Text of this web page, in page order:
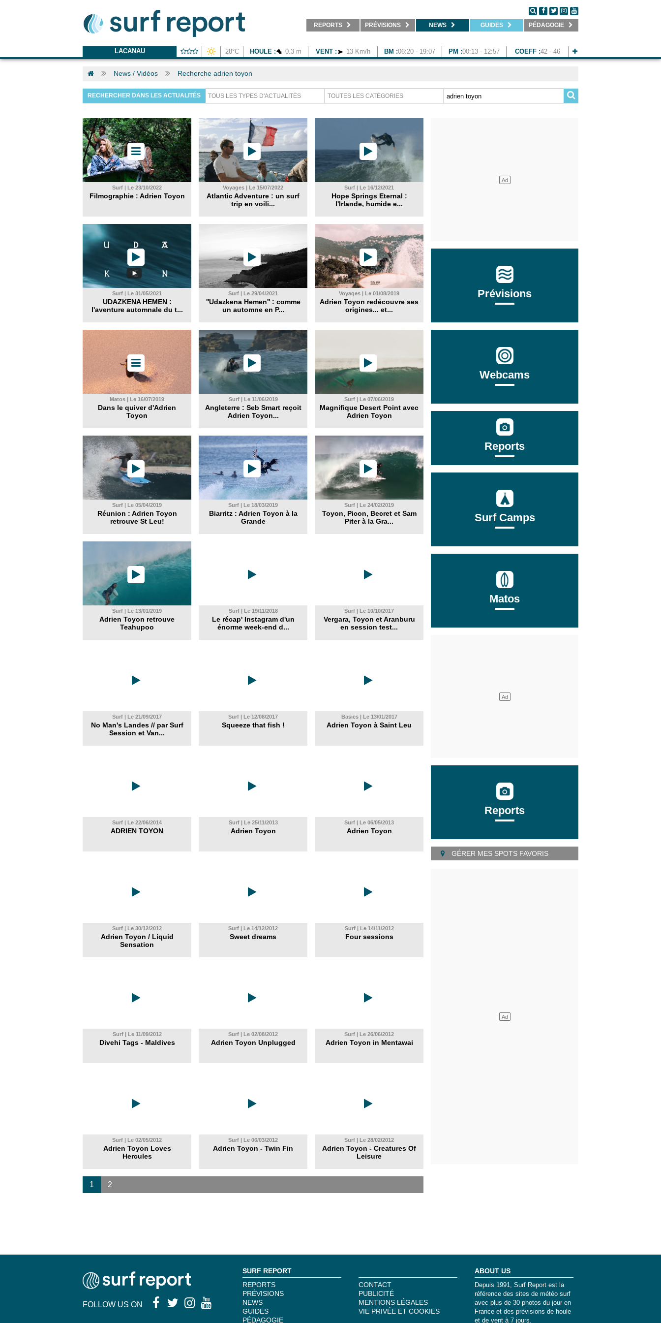
REPORTS PRÉVISIONS NEWS GUIDES PÉDAGOGIE
LACANAU 28°C HOULE : 0.3 m VENT : 13 Km/h BM :06:20 - 19:07 PM :00:13 - 12:57 COEFF :42 - 46
News / Vidéos Recherche adrien toyon
RECHERCHER DANS LES ACTUALITÉS
Surf | Le 23/10/2022
Filmographie : Adrien Toyon
Voyages | Le 15/07/2022
Atlantic Adventure : un surf
trip en voili...
Surf | Le 16/12/2021
Hope Springs Eternal :
l'Irlande, humide e...
Surf | Le 31/05/2021
UDAZKENA HEMEN :
l'aventure automnale du t...
Surf | Le 29/04/2021
''Udazkena Hemen'' : comme
un automne en P...
Voyages | Le 01/08/2019
Adrien Toyon redécouvre ses
origines... et...
Matos | Le 16/07/2019
Dans le quiver d'Adrien
Toyon
Surf | Le 11/06/2019
Angleterre : Seb Smart reçoit
Adrien Toyon...
Surf | Le 07/06/2019
Magnifique Desert Point avec
Adrien Toyon
Surf | Le 05/04/2019
Réunion : Adrien Toyon
retrouve St Leu!
Surf | Le 18/03/2019
Biarritz : Adrien Toyon à la
Grande
Surf | Le 24/02/2019
Toyon, Picon, Becret et Sam
Piter à la Gra...
Surf | Le 13/01/2019
Adrien Toyon retrouve
Teahupoo
Surf | Le 19/11/2018
Le récap' Instagram d'un
énorme week-end d...
Surf | Le 10/10/2017
Vergara, Toyon et Aranburu
en session test...
Surf | Le 21/09/2017
No Man's Landes // par Surf
Session et Van...
Surf | Le 12/08/2017
Squeeze that fish !
Basics | Le 13/01/2017
Adrien Toyon à Saint Leu
Surf | Le 22/06/2014
ADRIEN TOYON
Surf | Le 25/11/2013
Adrien Toyon
Surf | Le 06/05/2013
Adrien Toyon
Surf | Le 30/12/2012
Adrien Toyon / Liquid
Sensation
Surf | Le 14/12/2012
Sweet dreams
Surf | Le 14/11/2012
Four sessions
Surf | Le 11/09/2012
Divehi Tags - Maldives
Surf | Le 02/08/2012
Adrien Toyon Unplugged
Surf | Le 26/06/2012
Adrien Toyon in Mentawai
Surf | Le 02/05/2012
Adrien Toyon Loves
Hercules
Surf | Le 06/03/2012
Adrien Toyon - Twin Fin
Surf | Le 28/02/2012
Adrien Toyon - Creatures Of
Leisure
1 2
Prévisions
Webcams
Reports
Surf Camps
Matos
Reports
GÉRER MES SPOTS FAVORIS
FOLLOW US ON
SURF REPORT
REPORTS
PRÉVISIONS
NEWS
GUIDES
PÉDAGOGIE
CONTACT
PUBLICITÉ
MENTIONS LÉGALES
VIE PRIVÉE ET COOKIES
ABOUT US
Depuis 1991, Surf Report est la
référence des sites de météo surf
avec plus de 30 photos du jour en
France et des prévisions de houle
et de vent à 7 jours.